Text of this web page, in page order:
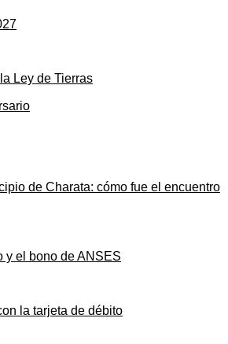
Ley de Tierras
de Charata: cómo fue el encuentro
y el bono de ANSES
la tarjeta de débito